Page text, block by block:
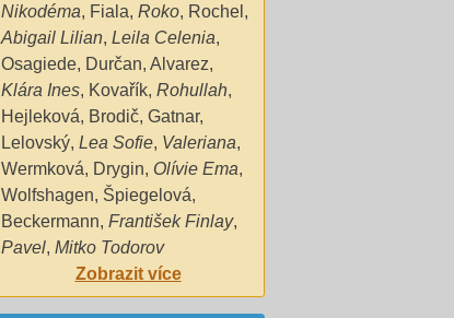
Nikodéma, Fiala, Roko, Rochel ,
Abigail Lilian, Leila Celenia,
Osagiede, Durčan, Alvarez,
Klára Ines, Kovařík, Rohullah,
Hejleková, Brodič, Gatnar,
Lelovský, Lea Sofie, Valeriana,
Wermková, Drygin, Olívie Ema,
Wolfshagen, Špiegelová,
Beckermann, František Finlay,
Pavel, Mitko Todorov
Zobrazit více